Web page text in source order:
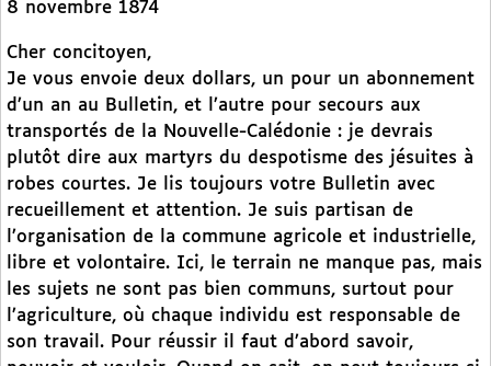
8 novembre 1874
Cher concitoyen,
Je vous envoie deux dollars, un pour un abonnement
d’un an au Bulletin, et l’autre pour secours aux
transportés de la Nouvelle-Calédonie : je devrais
plutôt dire aux martyrs du despotisme des jésuites à
robes courtes. Je lis toujours votre Bulletin avec
recueillement et attention. Je suis partisan de
l’organisation de la commune agricole et industrielle,
libre et volontaire. Ici, le terrain ne manque pas, mais
les sujets ne sont pas bien communs, surtout pour
l’agriculture, où chaque individu est responsable de
son travail. Pour réussir il faut d’abord savoir,